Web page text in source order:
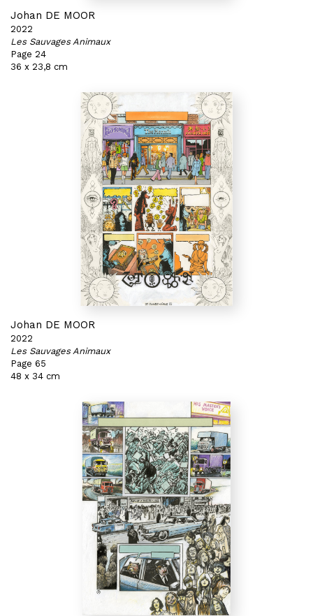
Johan DE MOOR
2022
Les Sauvages Animaux
Page 24
36 x 23,8 cm
Johan DE MOOR
2022
Les Sauvages Animaux
Page 65
48 x 34 cm